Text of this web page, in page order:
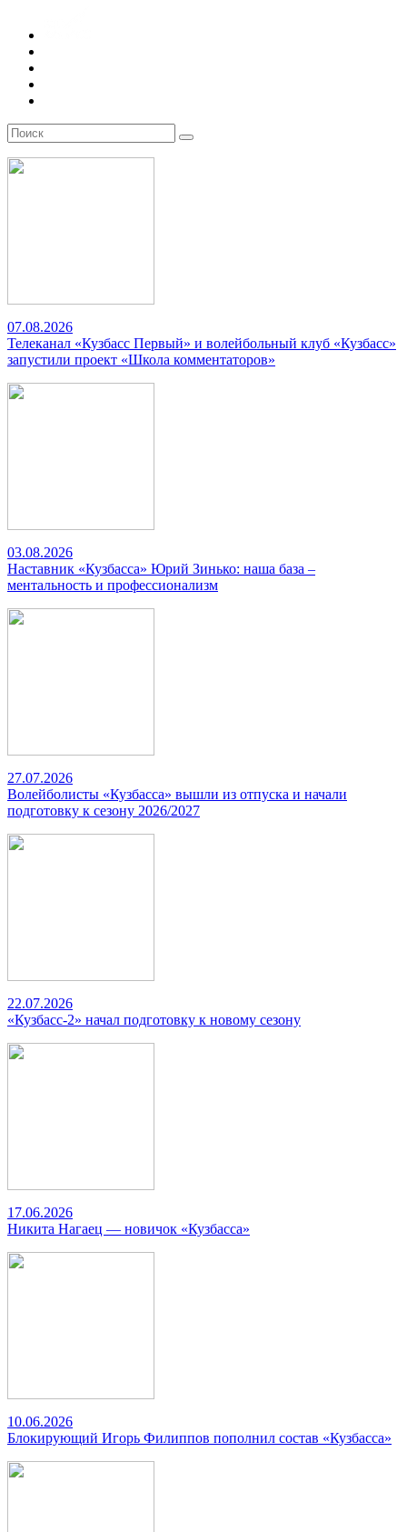
07.08.2026
Телеканал «Кузбасс Первый» и волейбольный клуб «Кузбасс»
запустили проект «Школа комментаторов»
03.08.2026
Наставник «Кузбасса» Юрий Зинько: наша база –
ментальность и профессионализм
27.07.2026
Волейболисты «Кузбасса» вышли из отпуска и начали
подготовку к сезону 2026/2027
22.07.2026
«Кузбасс-2» начал подготовку к новому сезону
17.06.2026
Никита Нагаец — новичок «Кузбасса»
10.06.2026
Блокирующий Игорь Филиппов пополнил состав «Кузбасса»